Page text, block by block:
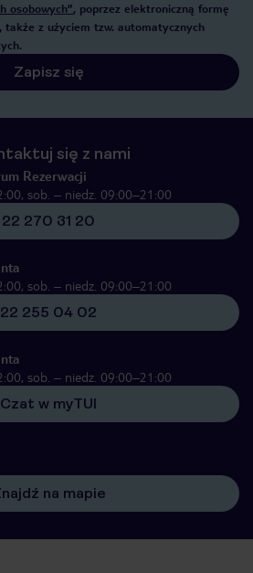
osobowych”, poprzez elektroniczną formę
także z użyciem tzw. automatycznych
Zapisz się
się z nami
Rezerwacji
sob. – niedz. 09:00–21:00
22 270 31 20
sob. – niedz. 09:00–21:00
22 255 04 02
sob. – niedz. 09:00–21:00
Czat w myTUI
na mapie